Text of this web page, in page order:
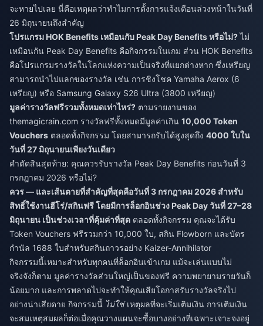
จะหายไปเลย นี่คือเหตุผลว่าทำไมการตั้งการแจ้งเตือนล่วงหน้าในวันที่
26 มิถุนายนถึงสำคัญ
โปรแกรม HOK Benefits เหมือนกับ Peak Day Benefits หรือไม่?ไม่
เหมือนกัน Peak Day Benefits คือกิจกรรมในเกม ส่วน HOK Benefits
คือโปรแกรมรางวัลในโลกแห่งความเป็นจริงที่แยกต่างหาก ซึ่งเหรียญ
สามารถนำไปแลกของรางวัล เช่น การชิงโชค Yamaha Aerox (6
เหรียญ) หรือ Samsung Galaxy S26 Ultra (3800 เหรียญ)
มูลค่ารางวัลฟรีรวมทั้งหมดเท่าไหร่? ตามรายงานของ
themagicrain.com รางวัลฟรีทั้งหมดมีมูลค่าเกิน 10,000 Token
Vouchers ตลอดทั้งกิจกรรม โดยสามารถรับได้สูงสุดถึง 4000 ใบใน
วันที่ 27 มิถุนายนเพียงวันเดียว
คำตัดสินสุดท้าย: คุณควรรับรางวัล Peak Day Benefits ก่อนวันที่ 3
กรกฎาคม 2026 หรือไม่?
ควร — และเส้นตายที่สำคัญที่สุดคือวันที่ 3 กรกฎาคม 2026 สำหรับ
สิทธิ์ใช้งานฮีโร่/สกินฟรี โดยมีการล็อกอินช่วง Peak Day วันที่ 27–28
มิถุนายน เป็นช่วงเวลาที่คุ้มค่าที่สุด ตลอดทั้งกิจกรรม คุณจะได้รับ
Token Vouchers ฟรีรวมกว่า 10,000 ใบ, สกิน Flowborn และบัตร
กำนัล 1688 ใบสำหรับสกินถาวรอย่าง Kaizer-Annihilator
กิจกรรมนี้เหมาะสำหรับทุกคนที่ล็อกอินเข้าเกม แม้จะเล่นแบบไม่
จริงจังก็ตาม มูลค่ารางวัลส่วนใหญ่เป็นของฟรี ความพยายามรายวันก็
น้อยมาก และการพลาดไปจะทำให้คุณเสียโอกาสรับรางวัลจริงไป
อย่างน่าเสียดาย กิจกรรมนี้ ไม่ใช่เหตุผลที่จะเริ่มเติมเงิน การเติมเงิน
จะสมเหตุสมผลก็ต่อเมื่อคุณวางแผนจะซื้อบางอย่างที่เฉพาะเจาะจงอยู่